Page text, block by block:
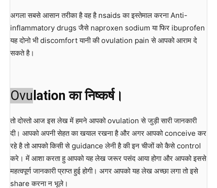
अगला सबसे आसान तरीका है वह है nsaids का इस्तेमाल करना Anti-
inflammatory drugs जैसे naproxen sodium या फिर ibuprofen
यह दोनो भी discomfort यानी की ovulation pain से आपको आराम दे
सकते है।
Ovu lation का निष्कर्ष।
तो दोस्तो आज इस लेख में हमने आपको ovulation से जुड़ी सारी जानकारी
दी। आपको अपनी सेहत का खयाल रखना है और अगर आपको conceive कर
रहे है तो आपको किसी से guidance लेनी है की इन चीजों को कैसे control
करे। में आशा करता हु आपको यह लेख जरूर पसंद आया होगा और आपको इससे
महत्वपूर्ण जानकारी प्राप्त हुई होगी। अगर आपको यह लेख अच्छा लगा तो इसे
share करना न भूले।